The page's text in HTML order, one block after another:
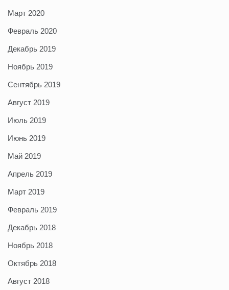
Март 2020
Февраль 2020
Декабрь 2019
Ноябрь 2019
Сентябрь 2019
Август 2019
Июль 2019
Июнь 2019
Май 2019
Апрель 2019
Март 2019
Февраль 2019
Декабрь 2018
Ноябрь 2018
Октябрь 2018
Август 2018